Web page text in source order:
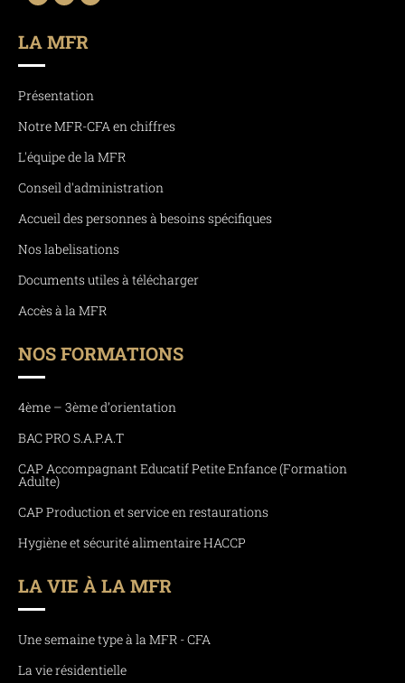
LA MFR
Présentation
Notre MFR-CFA en chiffres
L'équipe de la MFR
Conseil d'administration
Accueil des personnes à besoins spécifiques
Nos labelisations
Documents utiles à télécharger
Accès à la MFR
NOS FORMATIONS
4ème – 3ème d’orientation
BAC PRO S.A.P.A.T
CAP Accompagnant Educatif Petite Enfance (Formation
Adulte)
CAP Production et service en restaurations
Hygiène et sécurité alimentaire HACCP
LA VIE À LA MFR
Une semaine type à la MFR - CFA
La vie résidentielle